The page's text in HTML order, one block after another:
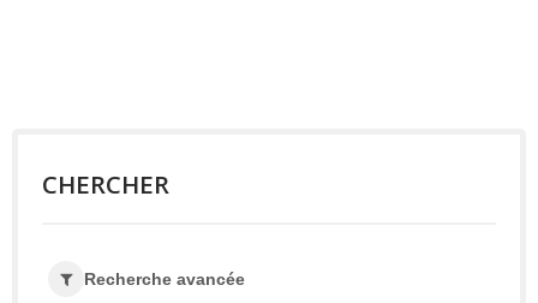
CHERCHER
Recherche avancée